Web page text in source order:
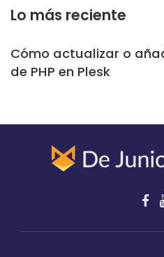
Lo más reciente
Cómo actualizar o
de PHP en Plesk